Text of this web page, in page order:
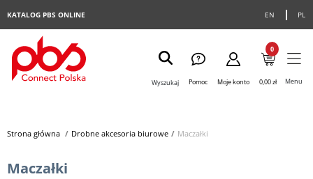
EN PL
KATALOG PBS ONLINE
Wyszukaj Pomoc Moje konto
0
0,00 zł Menu
Strona główna> Drobne akcesoria biurowe> Maczałki
Maczałki